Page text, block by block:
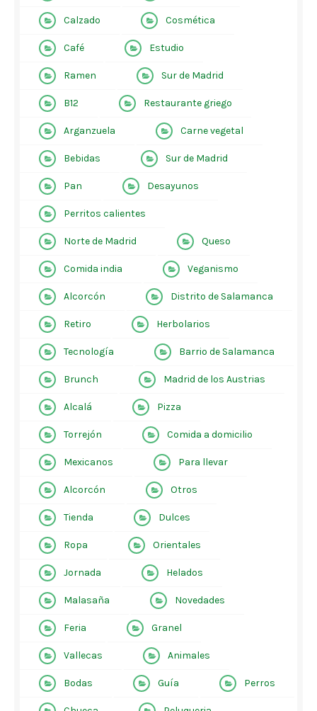
Calzado Cosmética
Café Estudio
Ramen Sur de Madrid
B12 Restaurante griego
Arganzuela Carne vegetal
Bebidas Sur de Madrid
Pan Desayunos
Perritos calientes
Norte de Madrid Queso
Comida india Veganismo
Alcorcón Distrito de Salamanca
Retiro Herbolarios
Tecnología Barrio de Salamanca
Brunch Madrid de los Austrias
Alcalá Pizza
Torrejón Comida a domicilio
Mexicanos Para llevar
Alcorcón Otros
Tienda Dulces
Ropa Orientales
Jornada Helados
Malasaña Novedades
Feria Granel
Vallecas Animales
Bodas Guía Perros